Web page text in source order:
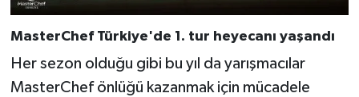
MasterChef Türkiye'de 1. tur heyecanı yaşandı
Her sezon olduğu gibi bu yıl da yarışmacılar
MasterChef önlüğü kazanmak için mücadele